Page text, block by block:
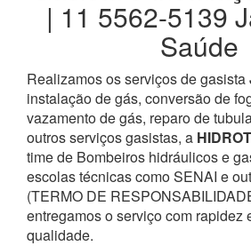
| 11 5562-5139
Saúde
Realizamos os serviços de gasista
instalação de gás, conversão de
vazamento de gás, reparo de
outros serviços gasistas, a
time de Bombeiros hidráulicos e
escolas técnicas como SENAI e
(TERMO DE
entregamos o serviço com rapidez
qualidade.